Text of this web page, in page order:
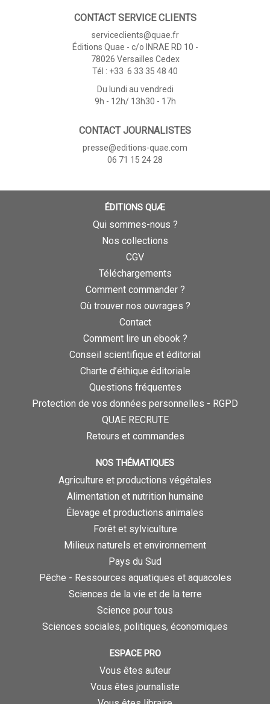
CONTACT SERVICE CLIENTS
serviceclients@quae.fr
Éditions Quae - c/o INRAE RD 10 -
78026 Versailles Cedex
Tél : +33 6 33 35 48 40
Du lundi au vendredi
9h - 12h/ 13h30 - 17h
CONTACT JOURNALISTES
presse@editions-quae.com
06 71 15 24 28
ÉDITIONS QUÆ
Qui sommes-nous ?
Nos collections
CGV
Téléchargements
Comment commander ?
Où trouver nos ouvrages ?
Contact
Comment lire un ebook ?
Conseil scientifique et éditorial
Charte d’éthique éditoriale
Questions fréquentes
Protection de vos données personnelles - RGPD
QUAE RECRUTE
Retours et commandes
NOS THÉMATIQUES
Agriculture et productions végétales
Alimentation et nutrition humaine
Élevage et productions animales
Forêt et sylviculture
Milieux naturels et environnement
Pays du Sud
Pêche - Ressources aquatiques et aquacoles
Sciences de la vie et de la terre
Science pour tous
Sciences sociales, politiques, économiques
ESPACE PRO
Vous êtes auteur
Vous êtes journaliste